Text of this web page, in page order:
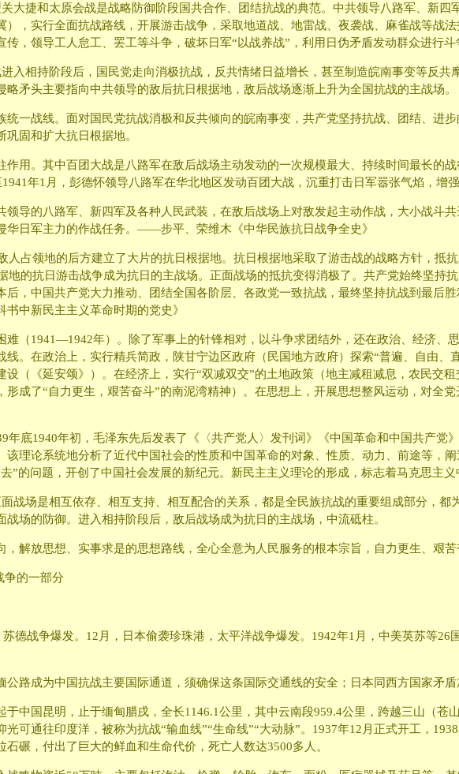
关大捷和太原会战是战略防御阶段国共合作、团结抗战的典范。中共领导八路军、新
），实行全面抗战路线，开展游击战争，采取地道战、地雷战、夜袭战、麻雀战等战
传，领导工人怠工、罢工等斗争，破坏日军“以战养战”，利用日伪矛盾发动群众进行斗
进入相持阶段后，国民党走向消极抗战，反共情绪日益增长，甚至制造皖南事变等反
略矛头主要指向中共领导的敌后抗日根据地，敌后战场逐渐上升为全国抗战的主战场。
一战线。面对国民党抗战消极和反共倾向的皖南事变，共产党坚持抗战、团结、进
固和扩大抗日根据地。
用。其中百团大战是八路军在敌后战场主动发动的一次规模最大、持续时间最长的
年1月，彭德怀领导八路军在华北地区发动百团大战，沉重打击日军嚣张气焰，增
领导的八路军、新四军及各种人民武装，在敌后战场上对敌发起主动作战，大小战斗
华日军主力的作战任务。——步平、荣维木《中华民族抗日战争全史》
人占领地的后方建立了大片的抗日根据地。抗日根据地采取了游击战的战略方针，抵
地的抗日游击战争成为抗日的主战场。正面战场的抵抗变得消极了。共产党始终坚持
后，中国共产党大力推动、团结全国各阶层、各政党一致抗战，最终坚持抗战到最后
中新民主主义革命时期的党史》
（1941—1942年）。除了军事上的针锋相对，以斗争求团结外，还在政治、经济、
线。在政治上，实行精兵简政，陕甘宁边区政府（民国地方政府）探索“普遍、自由、
设（《延安颂》）。在经济上，实行“双减双交”的土地政策（地主减租减息，农民交
形成了“自力更生，艰苦奋斗”的南泥湾精神）。在思想上，开展思想整风运动，对全
年底1940年初，毛泽东先后发表了《〈共产党人〉发刊词》《中国革命和中国共产
该理论系统地分析了近代中国社会的性质和中国革命的对象、性质、动力、前途等，
”的问题，开创了中国社会发展的新纪元。新民主主义理论的形成，标志着马克思主义
面战场是相互依存、相互支持、相互配合的关系，都是全民族抗战的重要组成部分，
场的防御。进入相持阶段后，敌后战场成为抗日的主战场，中流砥柱。
，解放思想、实事求是的思想路线，全心全意为人民服务的根本宗旨，自力更生、艰苦
争的一部分
德战争爆发。12月，日本偷袭珍珠港，太平洋战争爆发。1942年1月，中美英苏等26
路成为中国抗战主要国际通道，须确保这条国际交通线的安全；日本同西方国家矛
于中国昆明，止于缅甸腊戌，全长1146.1公里，其中云南段959.4公里，跨越三山（
可通往印度洋，被称为抗战“输血线”“生命线”“大动脉”。1937年12月正式开工，
碾，付出了巨大的鲜血和生命代价，死亡人数达3500多人。